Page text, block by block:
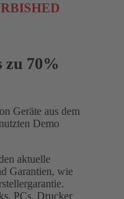
zu 70%
Geräte aus dem
Demo
aktuelle
Garantien, wie
PCs, Drucker